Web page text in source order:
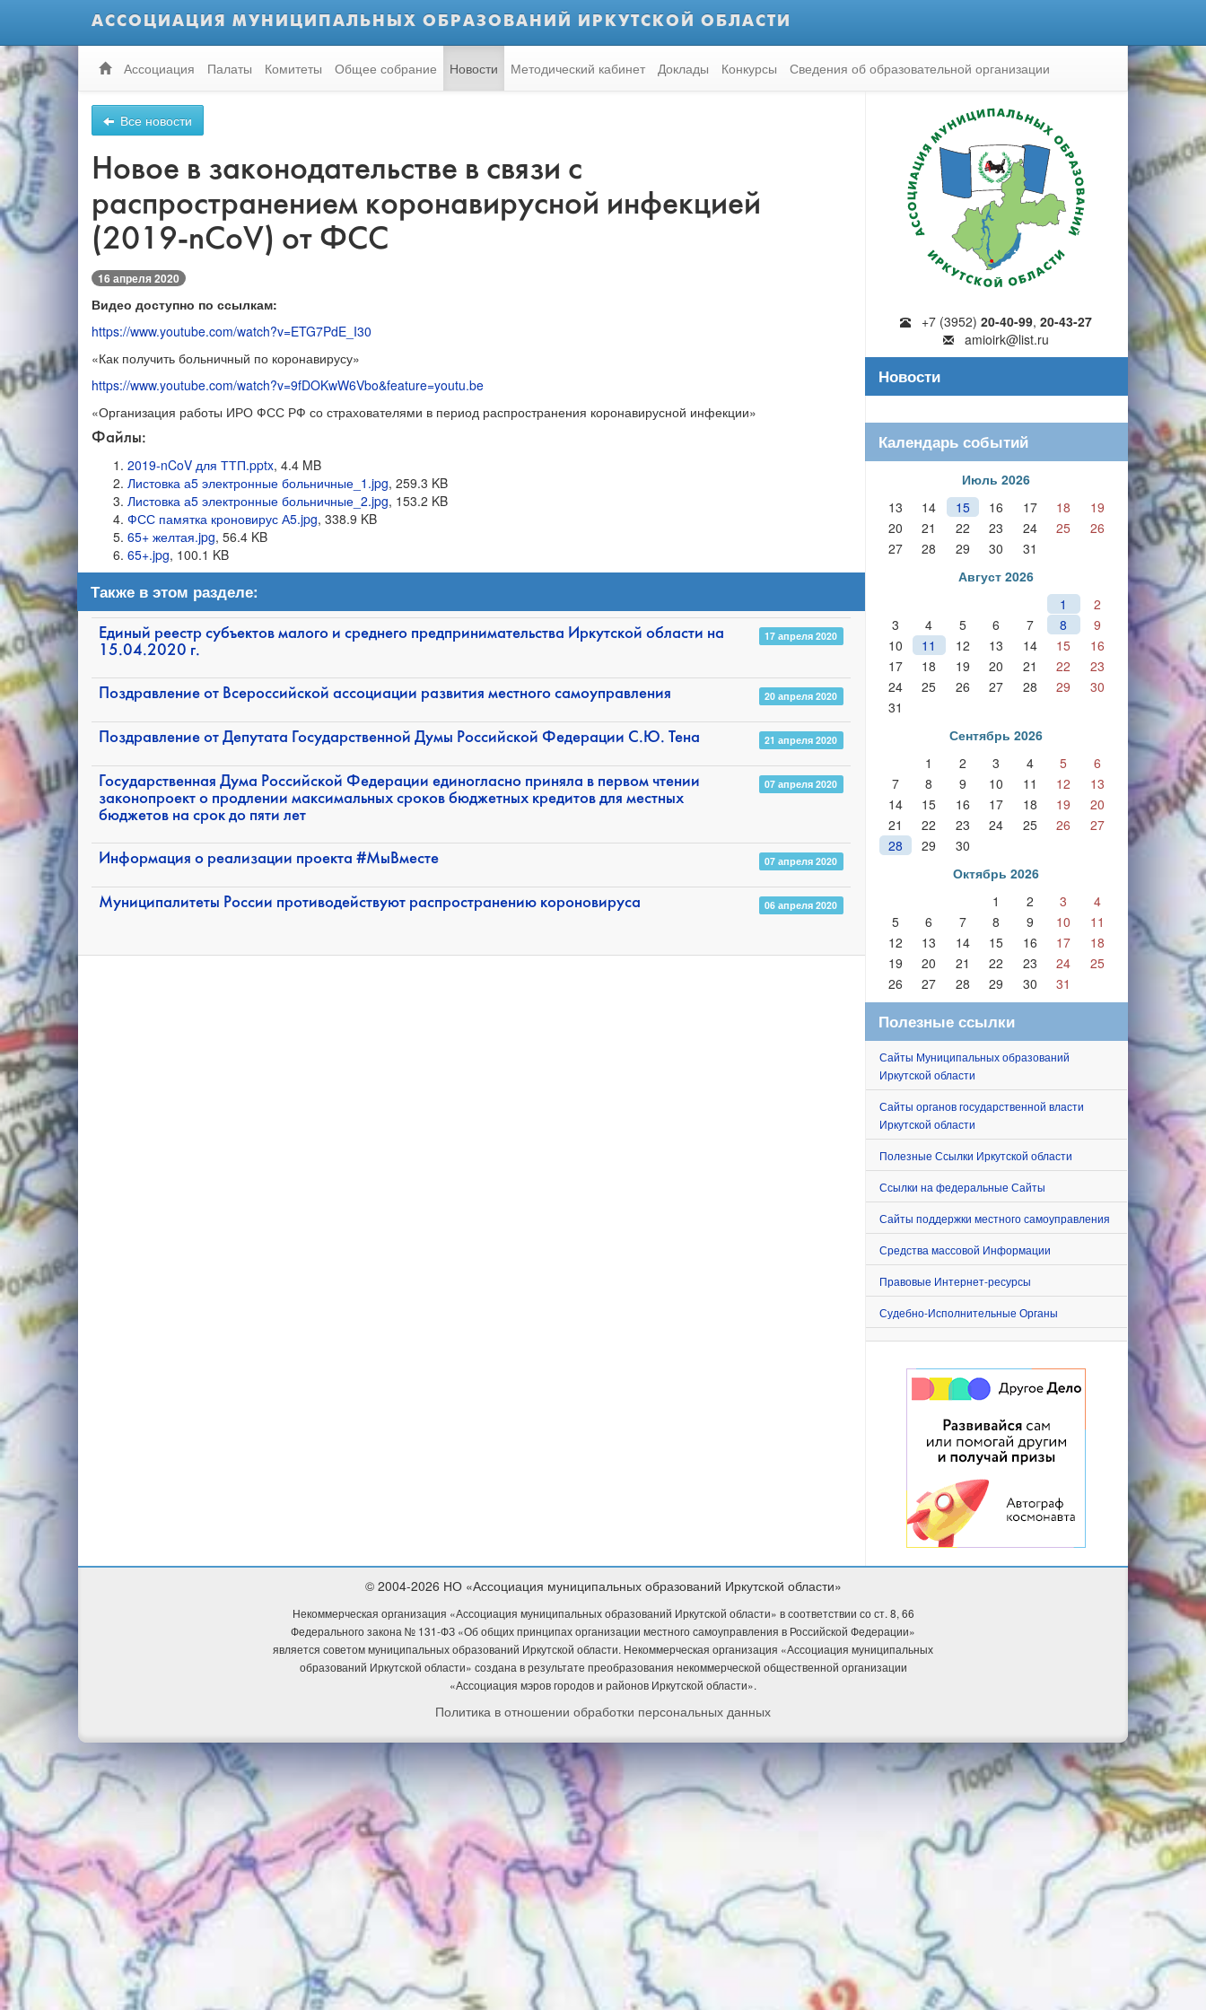
АССОЦИАЦИЯ МУНИЦИПАЛЬНЫХ ОБРАЗОВАНИЙ ИРКУТСКОЙ ОБЛАСТИ
Ассоциация Палаты Комитеты Общее собрание Новости Методический кабинет Доклады Конкурсы Сведения об образовательной организации
Все новости
Новое в законодательстве в связи с
распространением коронавирусной инфекцией
(2019-nCoV) от ФСС
16 апреля 2020
Видео доступно по ссылкам:
https://www.youtube.com/watch?v=ETG7PdE_I30
«Как получить больничный по коронавирусу»
https://www.youtube.com/watch?v=9fDOKwW6Vbo&feature=youtu.be
«Организация работы ИРО ФСС РФ со страхователями в период распространения коронавирусной инфекции»
Файлы:
2019-nCoV для ТТП.pptx, 4.4 MB
Листовка а5 электронные больничные_1.jpg, 259.3 KB
Листовка а5 электронные больничные_2.jpg, 153.2 KB
ФСС памятка кроновирус А5.jpg, 338.9 KB
65+ желтая.jpg, 56.4 KB
65+.jpg, 100.1 KB
Также в этом разделе:
Единый реестр субъектов малого и среднего предпринимательства Иркутской области на
15.04.2020 г.
17 апреля 2020
Поздравление от Всероссийской ассоциации развития местного самоуправления 20 апреля 2020
Поздравление от Депутата Государственной Думы Российской Федерации С.Ю. Тена 21 апреля 2020
Государственная Дума Российской Федерации единогласно приняла в первом чтении
законопроект о продлении максимальных сроков бюджетных кредитов для местных
бюджетов на срок до пяти лет
07 апреля 2020
Информация о реализации проекта #МыВместе 07 апреля 2020
Муниципалитеты России противодействуют распространению короновируса 06 апреля 2020
+7 (3952)20-40-99,20-43-27
amioirk@list.ru
Новости
Календарь событий
Июль 2026
13
14 15 16 17 18
19
20
21 22 23 24 25
26
27
28 29 30
31
Август 2026
1
2
3
4 5 6 7 8
9
10
11 12 13 14 15
16
17
18 19 20 21 22
23
24
25 26 27 28 29
30
31
Сентябрь 2026
1
2 3 4 5
6
7
8 9 10 11 12
13
14
15 16 17 18 19
20
21
22 23 24 25 26
27
28
29
30
Октябрь 2026
1
2 3
4
5
6 7 8 9 10
11
12
13 14 15 16 17
18
19
20 21 22 23 24
25
26
27 28 29 30 31
Полезные ссылки
Сайты Муниципальных образований
Иркутской области
Сайты органов государственной власти
Иркутской области
Полезные Ссылки Иркутской области
Ссылки на федеральные Сайты
Сайты поддержки местного самоуправления
Средства массовой Информации
Правовые Интернет-ресурсы
Судебно-Исполнительные Органы
© 2004-2026 НО «Ассоциация муниципальных образований Иркутской области»
Некоммерческая организация «Ассоциация муниципальных образований Иркутской области» в соответствии со ст. 8, 66
Федерального закона № 131-ФЗ «Об общих принципах организации местного самоуправления в Российской Федерации»
является советом муниципальных образований Иркутской области. Некоммерческая организация «Ассоциация муниципальных
образований Иркутской области» создана в результате преобразования некоммерческой общественной организации
«Ассоциация мэров городов и районов Иркутской области».
Политика в отношении обработки персональных данных